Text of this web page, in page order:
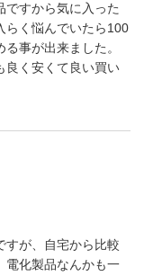
ですから気に入った
らく悩んでいたら100
事が出来ました。
良く安くて良い買い
すが、自宅から比較
電化製品なんかも一